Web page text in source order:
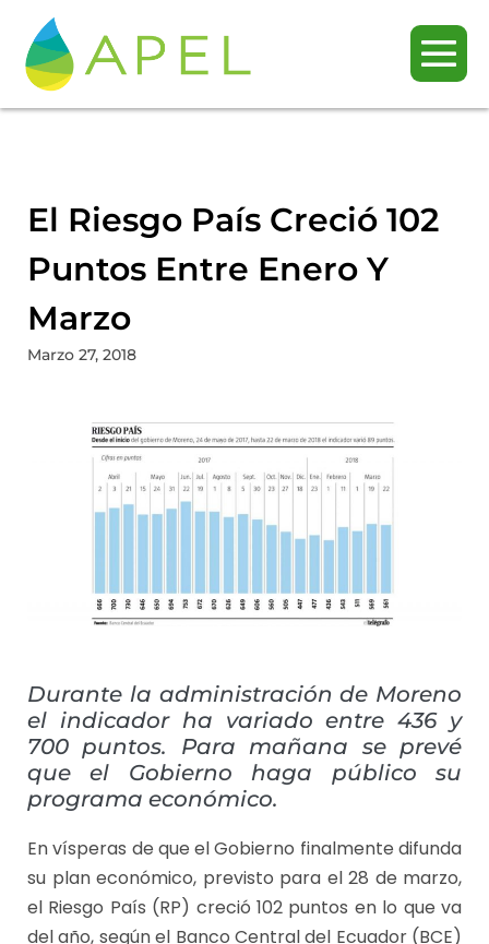
El Riesgo País Creció 102
Puntos Entre Enero Y
Marzo
Marzo 27, 2018
Durante la administración de Moreno
el indicador ha variado entre 436 y
700 puntos. Para mañana se prevé
que el Gobierno haga público su
programa económico.
En vísperas de que el Gobierno finalmente difunda
su plan económico, previsto para el 28 de marzo,
el Riesgo País (RP) creció 102 puntos en lo que va
del año, según el Banco Central del Ecuador (BCE)